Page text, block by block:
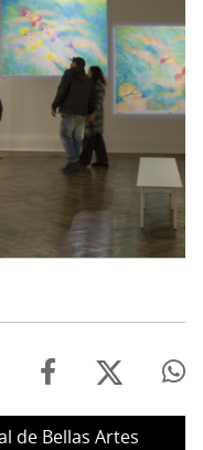
de Bellas Artes